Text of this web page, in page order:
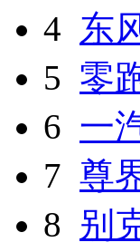
4 东
5 零
6 一
7 尊
8 别